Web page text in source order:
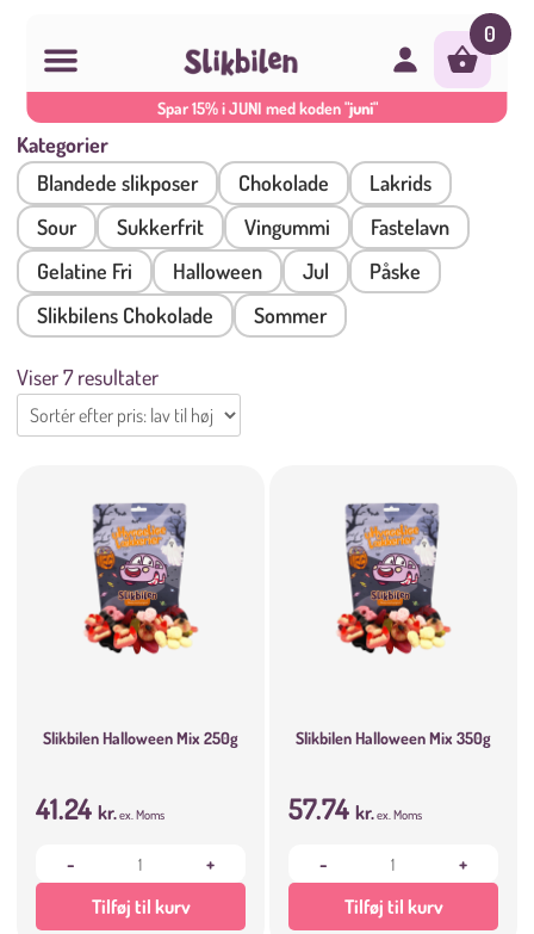
Skip
content
Spar 15% i JUNI med koden"juni"
0
Kategorier
Blandede slikposer
Chokolade
Lakrids
Sour
Sukkerfrit Vingummi
Fastelavn
Gelatine Fri
Halloween Jul
Påske
Slikbilens Chokolade
Sommer
Viser 7 resultaterSorteret
efter
pris:
høj
Slikbilen Halloween Mix 250g
41.24 kr.ex. Moms
-
+
Tilføj til kurv
Slikbilen Halloween Mix 350g
57.74 kr.ex. Moms
-
+
Tilføj til kurv